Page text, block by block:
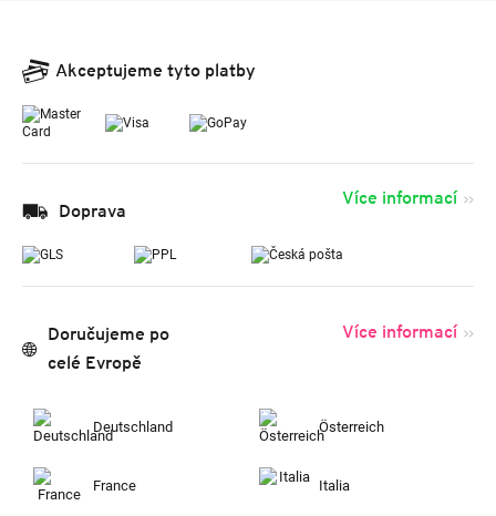
Akceptujeme tyto platby
Doprava
Více informací
Doručujeme po
celé Evropě
Více informací
Deutschland Österreich
France Italia